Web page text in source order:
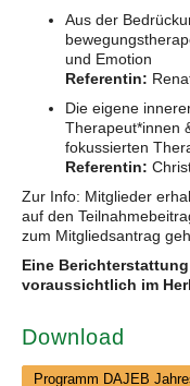
Aus der
und Emotion
Referentin:
Die eigene
Therapeut*innen
fokus­sier­ten
Referentin:
Zur Info: Mitglieder
auf den
zum Mitgliedsantrag
Eine
voraussichtlich im
Download
Programm DAJEB